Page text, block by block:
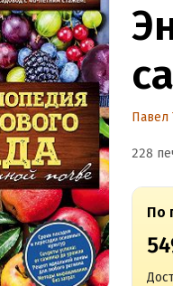
Павел
228
По